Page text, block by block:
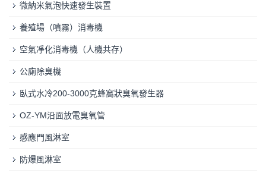
微納米氣泡快速發生裝置
養殖場（噴霧）消毒機
空氣凈化消毒機（人機共存）
公廁除臭機
臥式水冷200-3000克蜂窩狀臭氧發生器
OZ-YM沿面放電臭氧管
感應門風淋室
防爆風淋室